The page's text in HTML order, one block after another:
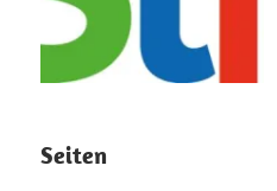
Seiten